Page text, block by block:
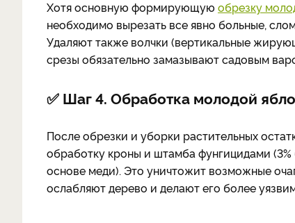
Хотя основную формирующую обрезку
необходимо вырезать все явно больные,
Удаляют также волчки (вертикальные
срезы обязательно замазывают садовым
✅ Шаг 4. Обработка молодой
После обрезки и уборки растительных
обработку кроны и штамба фунгицидами
основе меди). Это уничтожит возможные
ослабляют дерево и делают его более